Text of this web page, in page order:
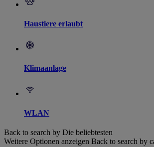
Haustiere erlaubt
Klimaanlage
WLAN
Back to search by Die beliebtesten
Weitere Optionen anzeigen Back to search by